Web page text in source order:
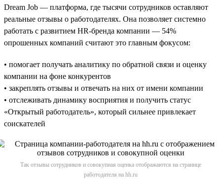
Dream Job — платформа, где тысячи сотрудников оставляют
реальные отзывы о работодателях. Она позволяет системно
работать с развитием HR-бренда компании — 54%
опрошенных компаний считают это главным фокусом:
• помогает получать аналитику по обратной связи и оценку
компании на фоне конкурентов
• закреплять отзывы и отвечать на них от имени компании
• отслеживать динамику восприятия и получить статус
«Открытый работодатель», который сильнее привлекает
соискателей
Так отзывы сотрудников и совокупная оценка отображаются на странице
работодателя на hh.ru